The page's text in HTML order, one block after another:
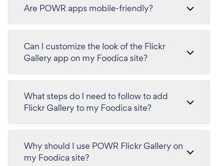
Are POWR apps mobile-friendly?
Can I customize the look of the Flickr
Gallery app on my Foodica site?
What steps do I need to follow to add
Flickr Gallery to my Foodica site?
Why should I use POWR Flickr Gallery on
my Foodica site?